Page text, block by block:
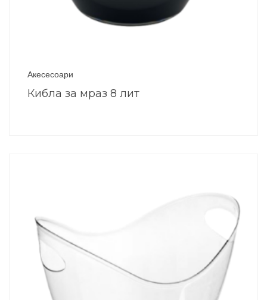
Акесесоари
Кибла за мраз 8 лит